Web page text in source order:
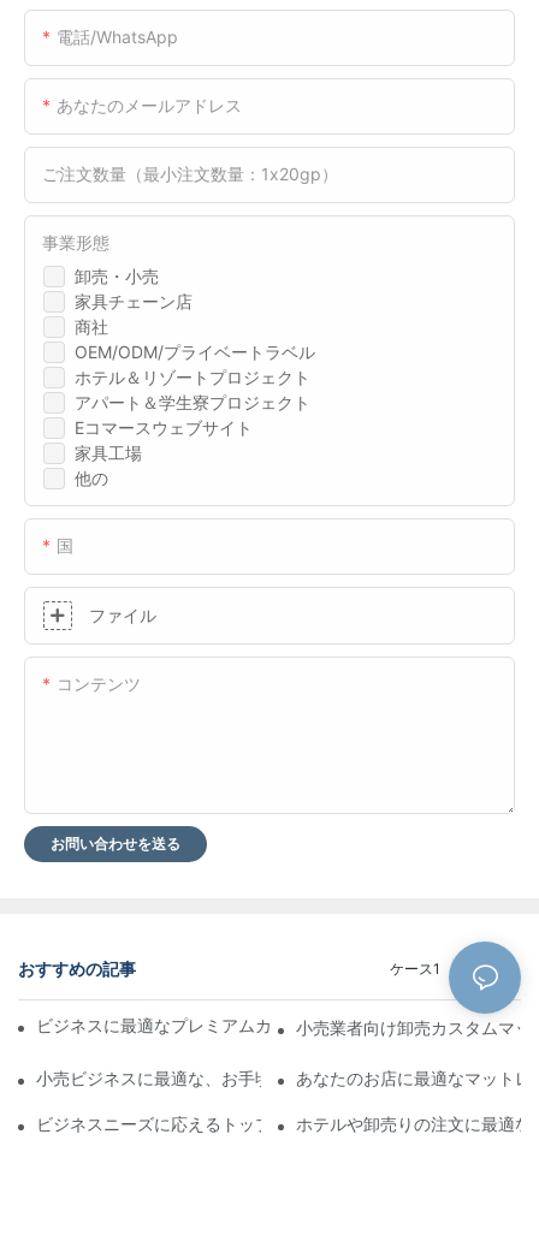
電話/WhatsApp
あなたのメールアドレス
ご注文数量（最小注文数量：1x20gp）
卸売・小売
家具チェーン店
商社
OEM/ODM/プライベートラベル
ホテル＆リゾートプロジェクト
アパート＆学生寮プロジェクト
Eコマースウェブサイト
家具工場
他の
事業形態
国
ファイル
コンテンツ
お問い合わせを送る
おすすめの記事 ブログ
ケース1
ビジネスに最適なプレミアムカスタムホテルマットレスメーカー
小売業者向け卸売カスタムマッ
小売ビジネスに最適な、お手頃価格のレザーベッド卸売り
あなたのお店に最適なマット
ビジネスニーズに応えるトップクラスのマットレスサプライヤー
ホテルや卸売りの注文に最適